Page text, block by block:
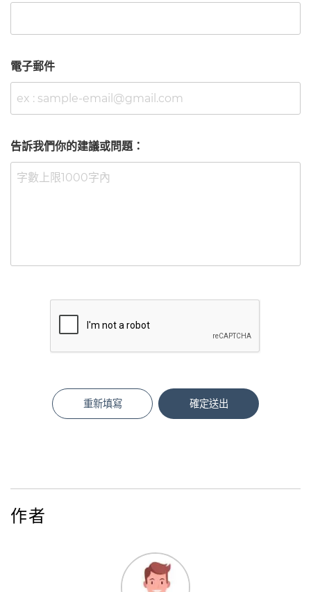
電子郵件
告訴我們你的建議或問題：
重新填寫 確定送出
作者